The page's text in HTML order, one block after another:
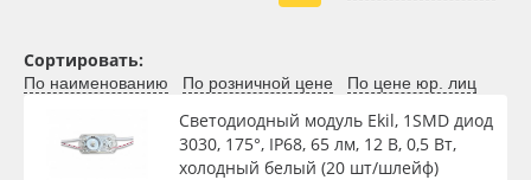
Orafol
Бренды
Рулонные материалы
Самоклеящиеся плёнки
Сортировать:
По наименованию По розничной цене По цене юр. лиц
Светодиодный модуль Ekil, 1SMD диод
3030, 175°, IP68, 65 лм, 12 В, 0,5 Вт,
холодный белый (20 шт/шлейф)